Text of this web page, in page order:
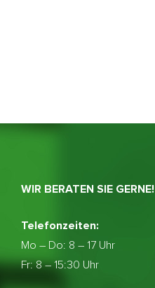
WIR BERATEN SIE GERNE!
Telefonzeiten:
Mo – Do: 8 – 17 Uhr
Fr: 8 – 15:30 Uhr